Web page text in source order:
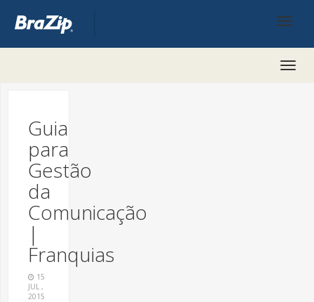
Guia
para
Gestão
da
Comunicação
|
Franquias
15
JUL ,
2015